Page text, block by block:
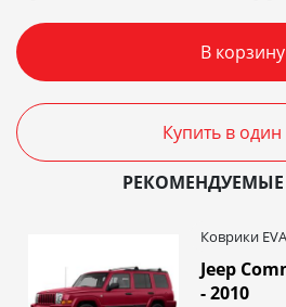
В корзину
Купить в один
Коврики
Jeep
- 2010